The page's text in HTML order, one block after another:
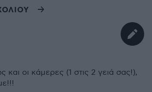
οι κάμερες (1 στις 2 γειά σας!),